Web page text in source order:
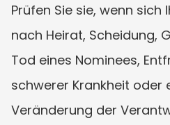
Prüfen Sie sie, wenn sich
nach Heirat, Scheidung,
Tod eines Nominees,
schwerer Krankheit oder
Veränderung der